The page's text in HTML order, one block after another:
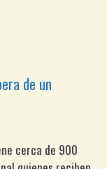
de un
cerca de 900